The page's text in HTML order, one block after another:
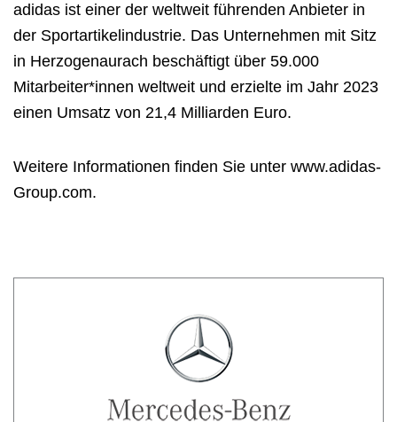
adidas ist einer der weltweit führenden Anbieter in
der Sportartikelindustrie. Das Unternehmen mit Sitz
in Herzogenaurach beschäftigt über 59.000
Mitarbeiter*innen weltweit und erzielte im Jahr 2023
einen Umsatz von 21,4 Milliarden Euro.
Weitere Informationen finden Sie unter www.adidas-
Group.com.